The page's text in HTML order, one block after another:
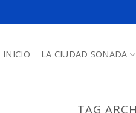
INICIO LA CIUDAD SOÑADA
TAG